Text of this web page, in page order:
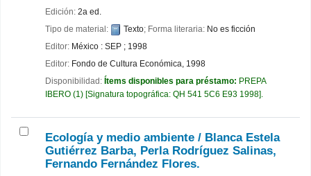
Edición: 2a ed.
Tipo de material:
Texto; Forma literaria: No es ficción
Editor: México : SEP ; 1998
Editor: Fondo de Cultura Económica, 1998
Disponibilidad: Ítems disponibles para préstamo: PREPA
IBERO (1) Signatura topográfica: QH 541 5C6 E93 1998 .
Ecología y medio ambiente / Blanca Estela
Gutiérrez Barba, Perla Rodríguez Salinas,
Fernando Fernández Flores.